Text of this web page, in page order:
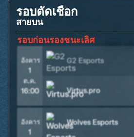
รอบตัดเชือก
สายบน
รอบก่อนรองชนะเลิศ
อังคาร
1
ต.ค.
16:00
G2 Esports
Virtus.pro
อังคาร
1
Wolves Esports